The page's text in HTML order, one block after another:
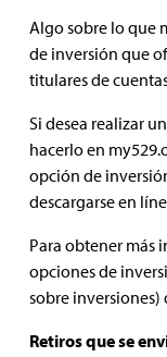
Algo sobre lo que
de inversión que
titulares de
Si desea realizar
hacerlo en
opción de
descargarse en
Para obtener más
opciones de
sobre inversiones)
Retiros que se